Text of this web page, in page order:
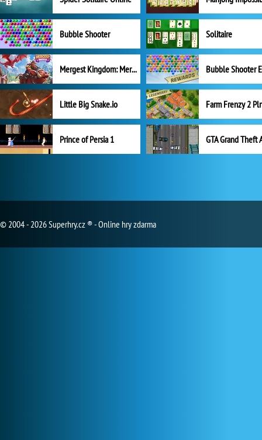
Bubble Shooter Solitaire
Mergest Kingdom: Merge Puzzle
Little Big Snake.io
Prince of Persia 1 GTA Grand Theft
© 2004 - 2026 Superhry.cz ® - Online hry zdarma